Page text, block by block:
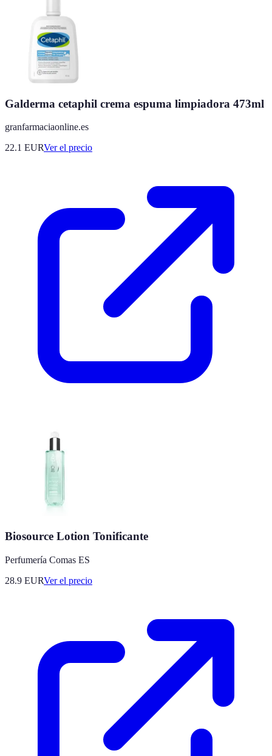
Galderma cetaphil crema espuma limpiadora 473ml
granfarmaciaonline.es
22.1 EURVer el precio
Biosource Lotion Tonificante
Perfumería Comas ES
28.9 EURVer el precio